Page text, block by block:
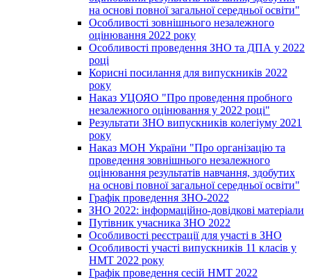
на основі повної загальної середньої освіти"
Особливості зовнішнього незалежного
оцінювання 2022 року
Особливості проведення ЗНО та ДПА у 2022
році
Корисні посилання для випускників 2022
року
Наказ УЦОЯО "Про проведення пробного
незалежного оцінювання у 2022 році"
Результати ЗНО випускників колегіуму 2021
року
Наказ МОН України "Про організацію та
проведення зовнішнього незалежного
оцінювання результатів навчання, здобутих
на основі повної загальної середньої освіти"
Графік проведення ЗНО-2022
ЗНО 2022: інформаційно-довідкові матеріали
Путівник учасника ЗНО 2022
Особливості реєстрації для участі в ЗНО
Особливості участі випускників 11 класів у
НМТ 2022 року
Графік проведення сесій НМТ 2022